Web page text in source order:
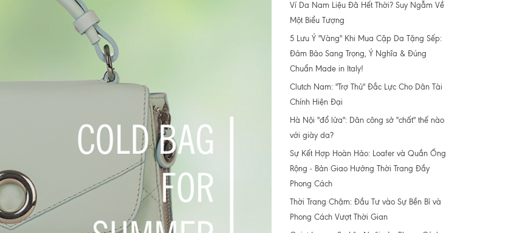
Ví Da Nam Liệu Đã Hết Thời? Suy Ngẫm Về
Một Biểu Tượng
5 Lưu Ý "Vàng" Khi Mua Cặp Da Tặng Sếp:
Đảm Bảo Sang Trọng, Ý Nghĩa & Đúng
Chuẩn Made in Italy!
Clutch Nam: "Trợ Thủ" Đắc Lực Cho Dân Tài
Chính Hiện Đại
Hà Nội "đổ lửa": Dân công sở "chất" thế nào
với giày da?
Sự Kết Hợp Hoàn Hảo: Loafer và Quần Ống
Rộng - Bản Giao Hưởng Thời Trang Đầy
Phong Cách
Thời Trang Chậm: Đầu Tư vào Sự Bền Bỉ và
Phong Cách Vượt Thời Gian